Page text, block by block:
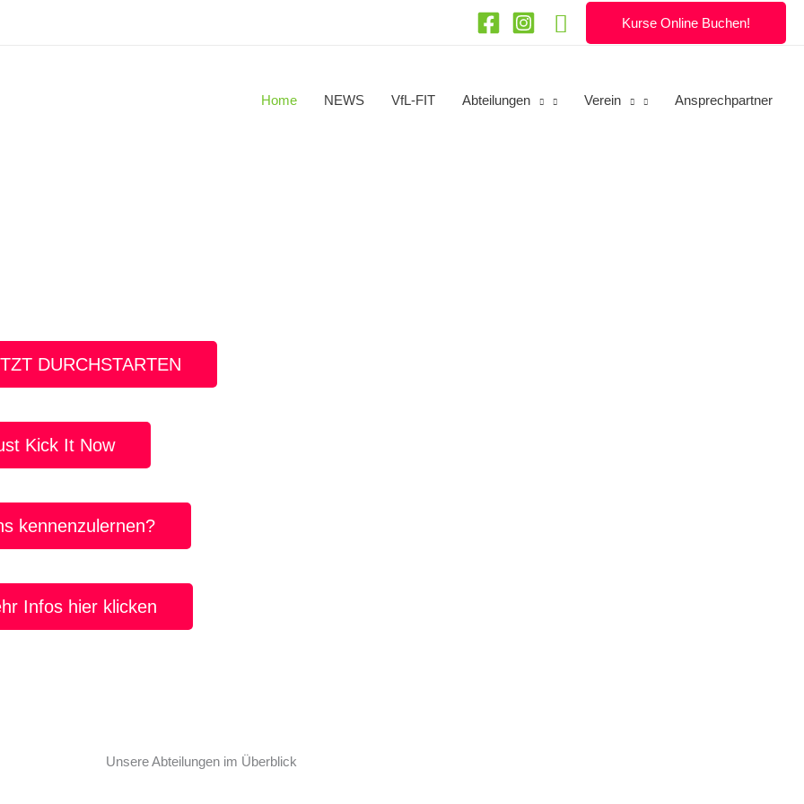
SuchenKurse Online Buchen!
Home NEWS VfL-FIT Abteilungen Verein Ansprechpartner
DURCHSTARTEN
Kick It Now
kennenzulernen?
Infos hier klicken
Unsere Abteilungen im Überblick